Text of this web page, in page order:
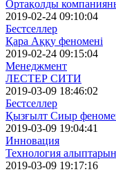
Ортақолды
2019-02-24 09:10:04
Бестселлер
Қара Аққу феномені
2019-02-24 09:15:04
Менеджмент
ЛЕСТЕР СИТИ
2019-03-09 18:46:02
Бестселлер
Қызғылт Сиыр
2019-03-09 19:04:41
Инновация
Технология
2019-03-09 19:17:16